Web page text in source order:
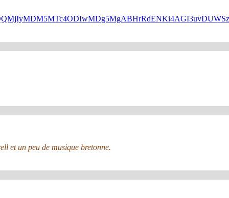
et un peu de musique bretonne.